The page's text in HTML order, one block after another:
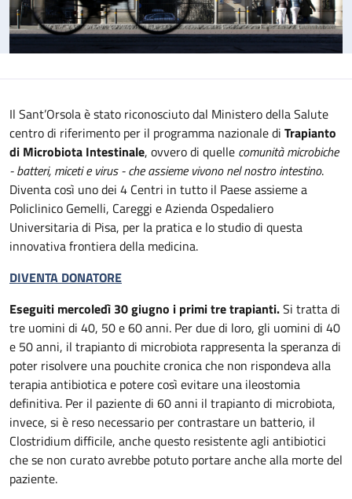
Il Sant’Orsola è stato riconosciuto dal Ministero della Salute
centro di riferimento per il programma nazionale di Trapianto
di Microbiota Intestinale, ovvero di quelle comunità microbiche
- batteri, miceti e virus - che assieme vivono nel nostro intestino.
Diventa così uno dei 4 Centri in tutto il Paese assieme a
Policlinico Gemelli, Careggi e Azienda Ospedaliero
Universitaria di Pisa, per la pratica e lo studio di questa
innovativa frontiera della medicina.
DIVENTA DONATORE
Eseguiti mercoledì 30 giugno i primi tre trapianti.Si tratta di
tre uomini di 40, 50 e 60 anni. Per due di loro, gli uomini di 40
e 50 anni, il trapianto di microbiota rappresenta la speranza di
poter risolvere una pouchite cronica che non rispondeva alla
terapia antibiotica e potere così evitare una ileostomia
definitiva. Per il paziente di 60 anni il trapianto di microbiota,
invece, si è reso necessario per contrastare un batterio, il
Clostridium difficile, anche questo resistente agli antibiotici
che se non curato avrebbe potuto portare anche alla morte del
paziente.